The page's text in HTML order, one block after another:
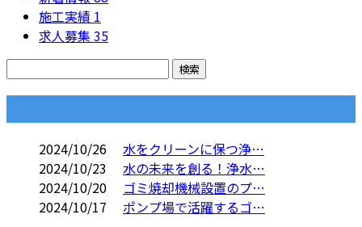
施工実績 1
求人募集 35
2024/10/26
水をクリーンに保つ浄…
2024/10/23
水の未来を創る！浄水…
2024/10/20
ゴミ焼却機械設置のプ…
2024/10/17
ポンプ場で活躍するゴ…